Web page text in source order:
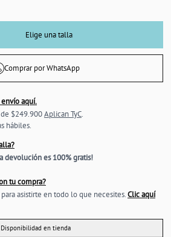
Elige una talla
Comprar por WhatsApp
aquí.
$249.900Aplican TyC.
hábiles.
devolución es 100% gratis!
tu compra?
asistirte en todo lo que necesites.Clic aquí
Disponibilidad en tienda